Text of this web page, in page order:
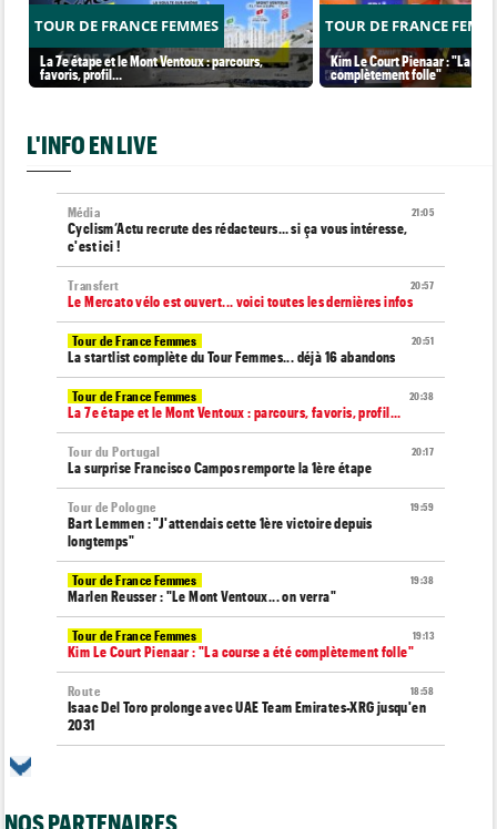
TOUR DE FRANCE FEMMES
La 7e étape et le Mont Ventoux : parcours,
favoris, profil…
TOUR DE FRANCE
Kim Le Court Pienaar : "La
complètement folle"
L'INFO EN LIVE
21:05
Média
Cyclism’Actu recrute des rédacteurs… si ça vous intéresse,
c'est ici !
20:57
Transfert
Le Mercato vélo est ouvert... voici toutes les dernières infos
20:51
Tour de France Femmes
La startlist complète du Tour Femmes... déjà 16 abandons
20:38
Tour de France Femmes
La 7e étape et le Mont Ventoux : parcours, favoris, profil…
20:17
Tour du Portugal
La surprise Francisco Campos remporte la 1ère étape
19:59
Tour de Pologne
Bart Lemmen : "J'attendais cette 1ère victoire depuis
longtemps"
19:38
Tour de France Femmes
Marlen Reusser : "Le Mont Ventoux... on verra"
19:13
Tour de France Femmes
Kim Le Court Pienaar : "La course a été complètement folle"
18:58
Route
Isaac Del Toro prolonge avec UAE Team Emirates-XRG jusqu'en
2031
Agenda
NOS PARTENAIRES